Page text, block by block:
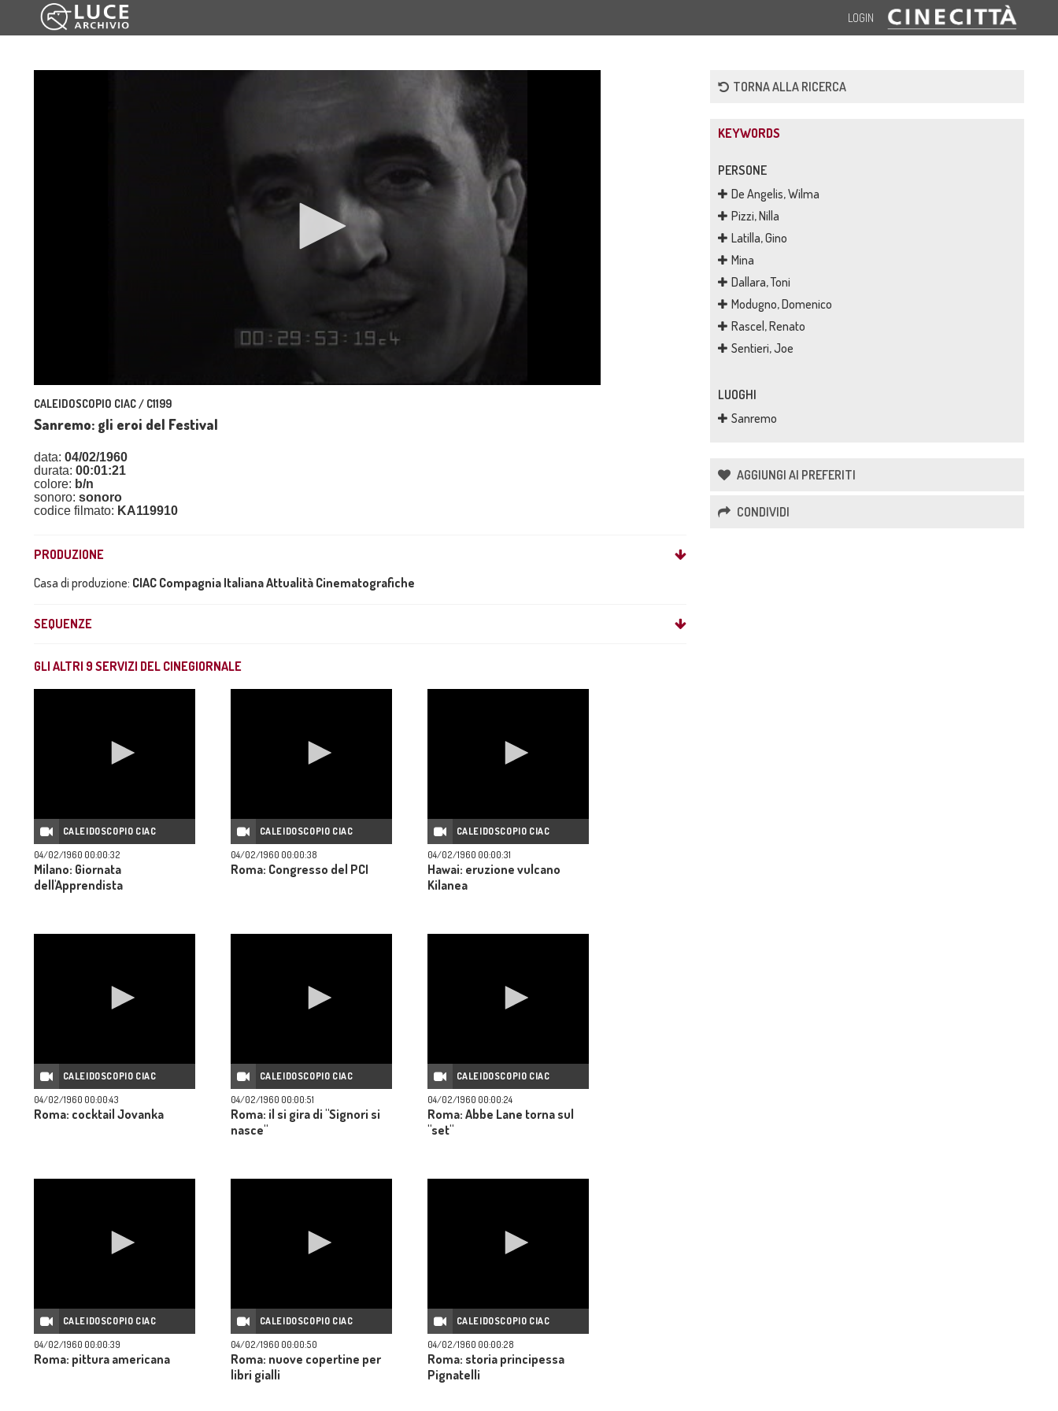
LOGIN
CALEIDOSCOPIO CIAC / C1199
Sanremo: gli eroi del Festival
data: 04/02/1960
durata: 00:01:21
colore: b/n
sonoro: sonoro
codice filmato: KA119910
PRODUZIONE
Casa di produzione: CIAC Compagnia Italiana Attualità Cinematografiche
SEQUENZE
GLI ALTRI 9 SERVIZI DEL CINEGIORNALE
CALEIDOSCOPIO CIAC
04/02/1960 00:00:32
Milano: Giornata
dell'Apprendista
CALEIDOSCOPIO CIAC
04/02/1960 00:00:38
Roma: Congresso del PCI
CALEIDOSCOPIO CIAC
04/02/1960 00:00:31
Hawai: eruzione vulcano
Kilanea
CALEIDOSCOPIO CIAC
04/02/1960 00:00:43
Roma: cocktail Jovanka
CALEIDOSCOPIO CIAC
04/02/1960 00:00:51
Roma: il si gira di "Signori si
nasce"
CALEIDOSCOPIO CIAC
04/02/1960 00:00:24
Roma: Abbe Lane torna sul
"set"
CALEIDOSCOPIO CIAC
04/02/1960 00:00:39
Roma: pittura americana
CALEIDOSCOPIO CIAC
04/02/1960 00:00:50
Roma: nuove copertine per
libri gialli
CALEIDOSCOPIO CIAC
04/02/1960 00:00:28
Roma: storia principessa
Pignatelli
TORNA ALLA RICERCA
KEYWORDS
PERSONE
De Angelis, Wilma
Pizzi, Nilla
Latilla, Gino
Mina
Dallara, Toni
Modugno, Domenico
Rascel, Renato
Sentieri, Joe
LUOGHI
Sanremo
AGGIUNGI AI PREFERITI
CONDIVIDI